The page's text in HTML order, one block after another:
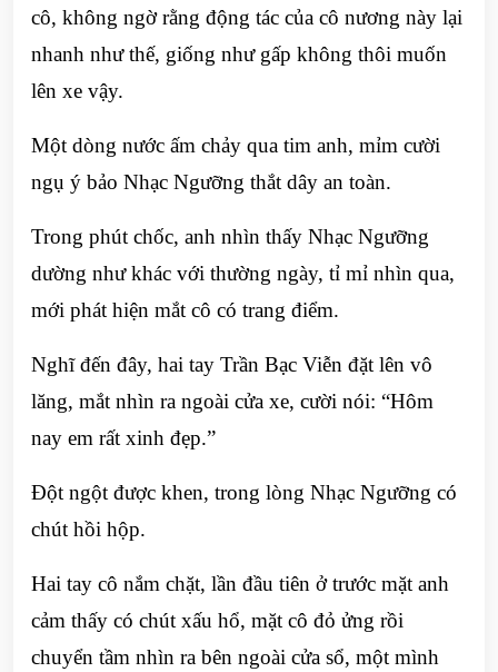
cô, không ngờ rằng động tác của cô nương này lại
nhanh như thế, giống như gấp không thôi muốn
lên xe vậy.
Một dòng nước ấm chảy qua tim anh, mỉm cười
ngụ ý bảo Nhạc Ngưỡng thắt dây an toàn.
Trong phút chốc, anh nhìn thấy Nhạc Ngưỡng
dường như khác với thường ngày, tỉ mỉ nhìn qua,
mới phát hiện mắt cô có trang điểm.
Nghĩ đến đây, hai tay Trần Bạc Viễn đặt lên vô
lăng, mắt nhìn ra ngoài cửa xe, cười nói: “Hôm
nay em rất xinh đẹp.”
Đột ngột được khen, trong lòng Nhạc Ngưỡng có
chút hồi hộp.
Hai tay cô nắm chặt, lần đầu tiên ở trước mặt anh
cảm thấy có chút xấu hổ, mặt cô đỏ ửng rồi
chuyển tầm nhìn ra bên ngoài cửa sổ, một mình